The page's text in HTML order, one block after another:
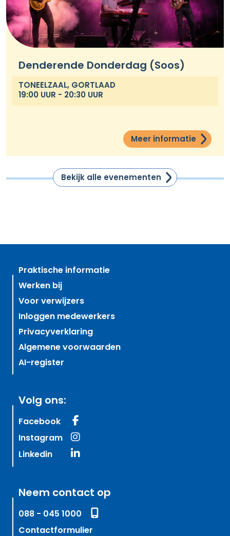
Denderende Donderdag (Soos)
TONEELZAAL, GORTLAAD
19:00 UUR - 20:30 UUR
Meer informatie
Bekijk alle evenementen
Praktische informatie
Werken bij
Voor verwijzers
Inloggen medewerkers
Privacyverklaring
Algemene voorwaarden
AI-register
Volg ons:
Facebook
Instagram
Linkedin
Neem contact op
088 - 045 1000
Contactformulier